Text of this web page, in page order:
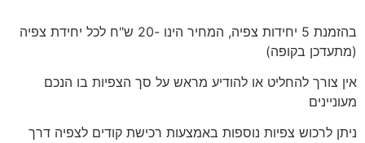
בהזמנת 5 יחידות צפיה, המחיר הינו -20 ש"ח לכל יחידת צפיה
(מתעדכן בקופה)
אין צורך להחליט או להודיע מראש על סך הצפיות בו הנכם
מעוניינים
ניתן לרכוש צפיות נוספות באמצעות רכישת קודים לצפיה דרך